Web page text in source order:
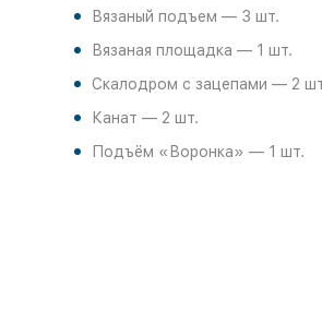
Вязаный подъем — 3 шт.
Вязаная площадка — 1 шт.
Скалодром с зацепами — 2
Канат — 2 шт.
Подъём «Воронка» — 1 шт.